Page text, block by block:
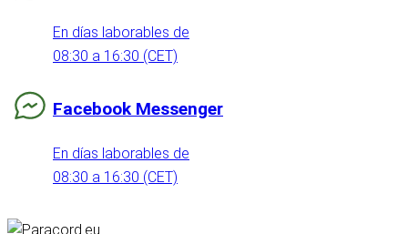
En días laborables de
08:30 a 16:30 (CET)
Facebook Messenger
En días laborables de
08:30 a 16:30 (CET)